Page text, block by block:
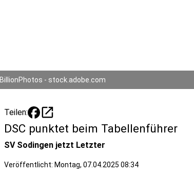
BillionPhotos - stock.adobe.com
Teilen: open_in_new
DSC punktet beim Tabellenführer
SV Sodingen jetzt Letzter
Veröffentlicht: Montag, 07.04.2025 08:34